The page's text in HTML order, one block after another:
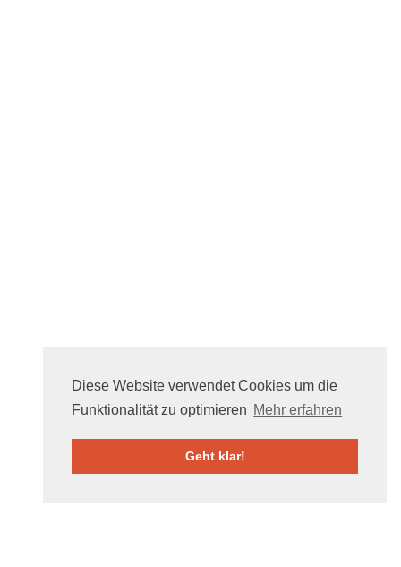
Diese Website verwendet Cookies um die
Funktionalität zu optimieren Mehr erfahren
Geht klar!